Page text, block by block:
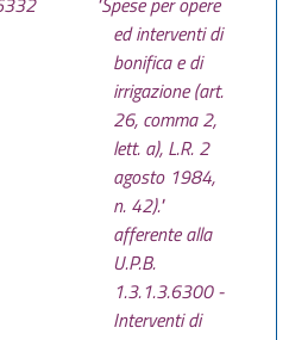
ed interventi di
bonifica e di
irrigazione (art.
26, comma 2,
lett. a), L.R. 2
agosto 1984,
n. 42)."
afferente alla
U.P.B.
1.3.1.3.6300 -
Interventi di